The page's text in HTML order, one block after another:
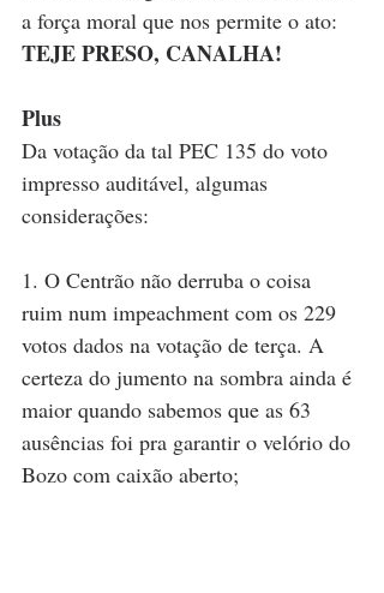
a força moral que nos permite o ato:
TEJE PRESO, CANALHA!
Plus
Da votação da tal PEC 135 do voto
impresso auditável, algumas
considerações:
1. O Centrão não derruba o coisa
ruim num impeachment com os 229
votos dados na votação de terça. A
certeza do jumento na sombra ainda é
maior quando sabemos que as 63
ausências foi pra garantir o velório do
Bozo com caixão aberto;